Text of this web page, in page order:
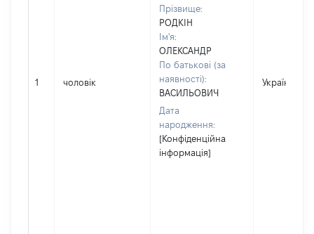
1 чоловік
Прізвище:
РОДКІН
Ім'я:
ОЛЕКСАНДР
По батькові (за
наявності):
ВАСИЛЬОВИЧ
Дата
народження:
[Конфіденційна
інформація]
Україна